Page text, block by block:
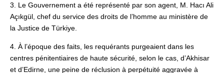
3. Le Gouvernement a été représenté par son agent, M. Hacı Ali
Açıkgül, chef du service des droits de l’homme au ministère de
la Justice de Türkiye.
4. À l’époque des faits, les requérants purgeaient dans les
centres pénitentiaires de haute sécurité, selon le cas, d’Akhisar
et d’Edirne, une peine de réclusion à perpétuité aggravée à